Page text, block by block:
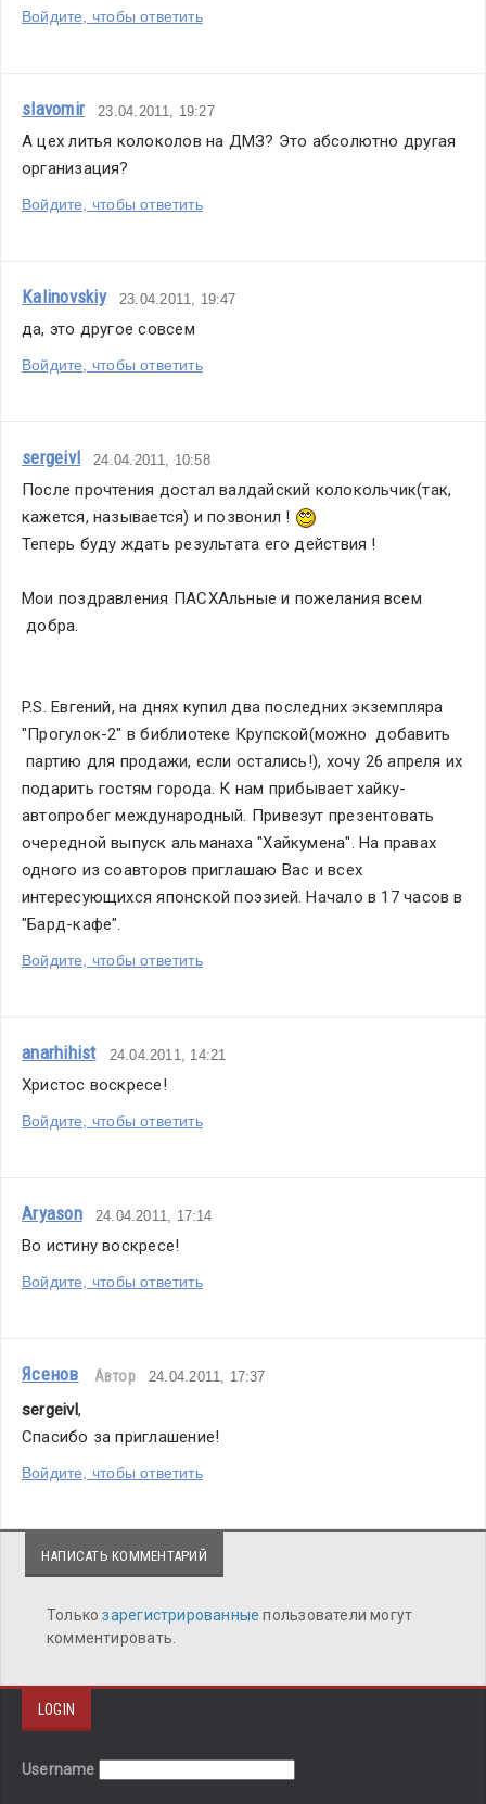
Войдите, чтобы ответить
slavomir 23.04.2011, 19:27
А цех литья колоколов на ДМЗ? Это абсолютно другая
организация?
Войдите, чтобы ответить
Kalinovskiy 23.04.2011, 19:47
да, это другое совсем
Войдите, чтобы ответить
sergeivl 24.04.2011, 10:58
После прочтения достал валдайский колокольчик(так,
кажется, называется) и позвонил !
Теперь буду ждать результата его действия !
Мои поздравления ПАСХАльные и пожелания всем
добра.
P.S. Евгений, на днях купил два последних экземпляра
"Прогулок-2" в библиотеке Крупской(можно  добавить
партию для продажи, если остались!), хочу 26 апреля их
подарить гостям города. К нам прибывает хайку-
автопробег международный. Привезут презентовать
очередной выпуск альманаха "Хайкумена". На правах
одного из соавторов приглашаю Вас и всех
интересующихся японской поэзией. Начало в 17 часов в
"Бард-кафе".
Войдите, чтобы ответить
anarhihist 24.04.2011, 14:21
Христос воскресе!
Войдите, чтобы ответить
Aryason 24.04.2011, 17:14
Во истину воскресе!
Войдите, чтобы ответить
Ясенов Автор 24.04.2011, 17:37
sergeivl,
Спасибо за приглашение!
Войдите, чтобы ответить
НАПИСАТЬ КОММЕНТАРИЙ
Толькозарегистрированныепользователи могут
комментировать.
LOGIN
Username